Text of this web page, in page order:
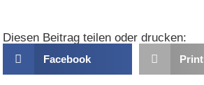
Diesen Beitrag teilen oder drucken:
Facebook Print